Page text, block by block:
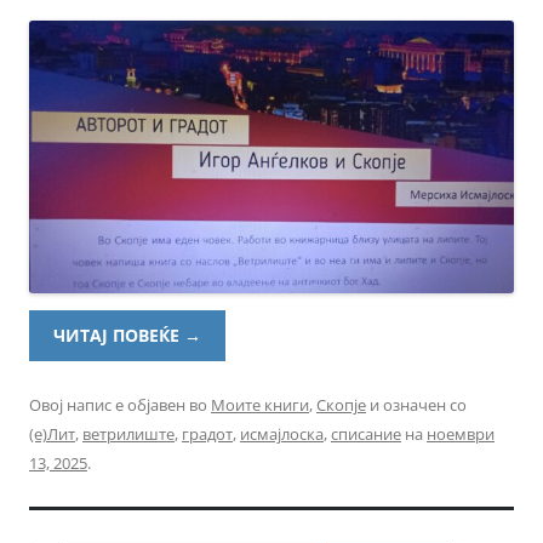
ЧИТАЈ ПОВЕЌЕ →
Овој напис е објавен во Моите книги,Скопје и означен со
(е)Лит, ветрилиште, градот, исмајлоска,списание на ноември
13, 2025.